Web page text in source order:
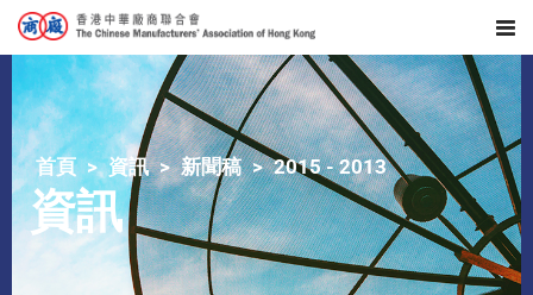
首頁 資訊 新聞稿 2015 - 2013
資訊